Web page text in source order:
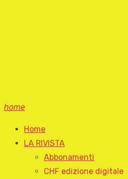
home
Home
LA RIVISTA
Abbonamenti
CHF edizione digitale